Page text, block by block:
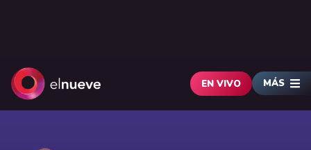
EN VIVO MÁS